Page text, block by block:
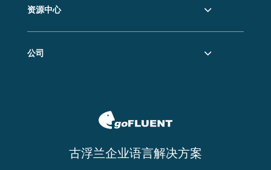
资源中心
公司
古浮兰企业语言解决方案